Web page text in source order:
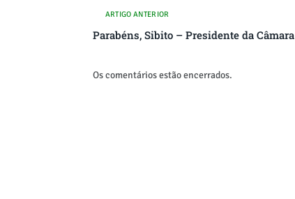
ARTIGO ANTERIOR
Parabéns, Sibito – Presidente da
Os comentários estão encerrados.